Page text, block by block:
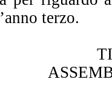
terzo.